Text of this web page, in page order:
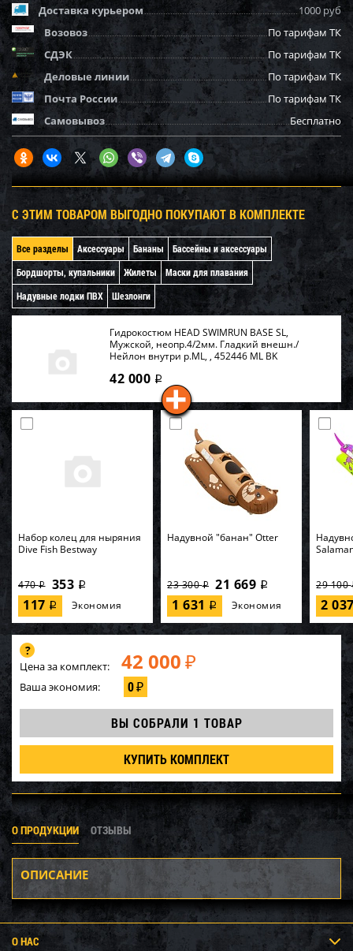
Доставка курьером
1000 руб
Возовоз
По тарифам ТК
СДЭК
По тарифам ТК
Деловые линии
По тарифам ТК
Почта России
По тарифам ТК
Самовывоз
Бесплатно
С ЭТИМ ТОВАРОМ ВЫГОДНО ПОКУПАЮТ В КОМПЛЕКТЕ
Все разделы Аксессуары Бананы
Бассейны и аксессуары
Бордшорты, купальники
Жилеты
Маски для плавания
Надувные лодки ПВХ
Шезлонги
Гидрокостюм HEAD SWIMRUN BASE SL,
Мужской, неопр.4/2мм. Гладкий внешн./
Нейлон внутри р.ML, , 452446 ML BK
42 000 i
Набор колец для ныряния
Dive Fish Bestway
470i 353 i
117 i Экономия
Надувной "банан" Otter
23 300i 21 669 i
1 631 i Экономия
29 100
2
Цена за комплект: 42 000 ₽
Ваша экономия: 0₽
ВЫ СОБРАЛИ 1 ТОВАР
КУПИТЬ КОМПЛЕКТ
О ПРОДУКЦИИ ОТЗЫВЫ
ОПИСАНИЕ
О НАС